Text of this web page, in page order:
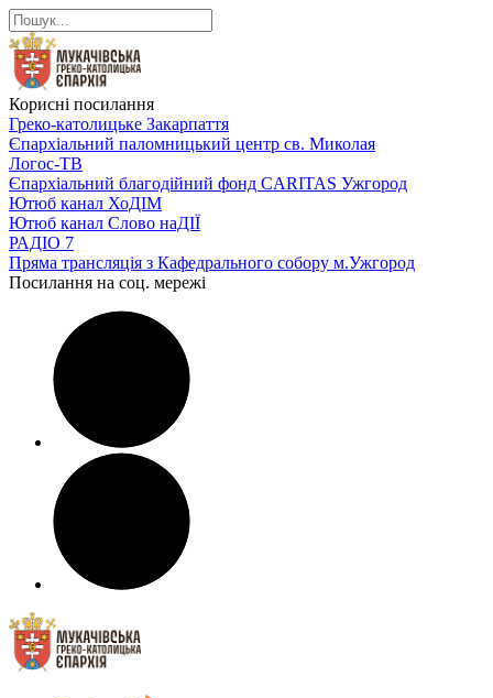
Корисні посилання
Греко-католицьке Закарпаття
Єпархіальний паломницький центр св. Миколая
Логос-ТВ
Єпархіальний благодійний фонд CARITAS Ужгород
Ютюб канал ХоДІМ
Ютюб канал Слово наДІЇ
РАДІО 7
Пряма трансляція з Кафедрального собору м.Ужгород
Посилання на соц. мережі